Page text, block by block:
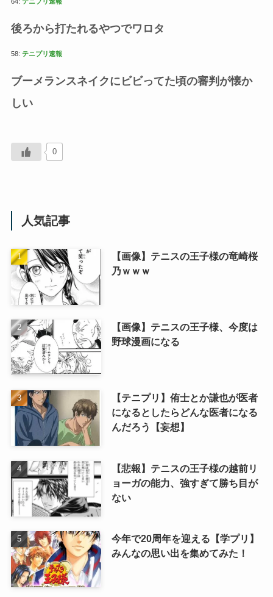
後ろから打たれるやつでワロタ
58: テニプリ速報
ブーメランスネイクにビビってた頃の審判が懐か
しい
0
人気記事
【画像】テニスの王子様の竜崎桜
乃ｗｗｗ
【画像】テニスの王子様、今度は
野球漫画になる
【テニプリ】侑士とか謙也が医者
になるとしたらどんな医者になる
んだろう【妄想】
【悲報】テニスの王子様の越前リ
ョーガの能力、強すぎて勝ち目が
ない
今年で20周年を迎える【学プリ】
みんなの思い出を集めてみた！